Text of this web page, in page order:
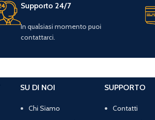
Supporto 24/7
In qualsiasi momento puoi
contattarci.
SU DI NOI
Chi Siamo
SUPPORTO
Contatti